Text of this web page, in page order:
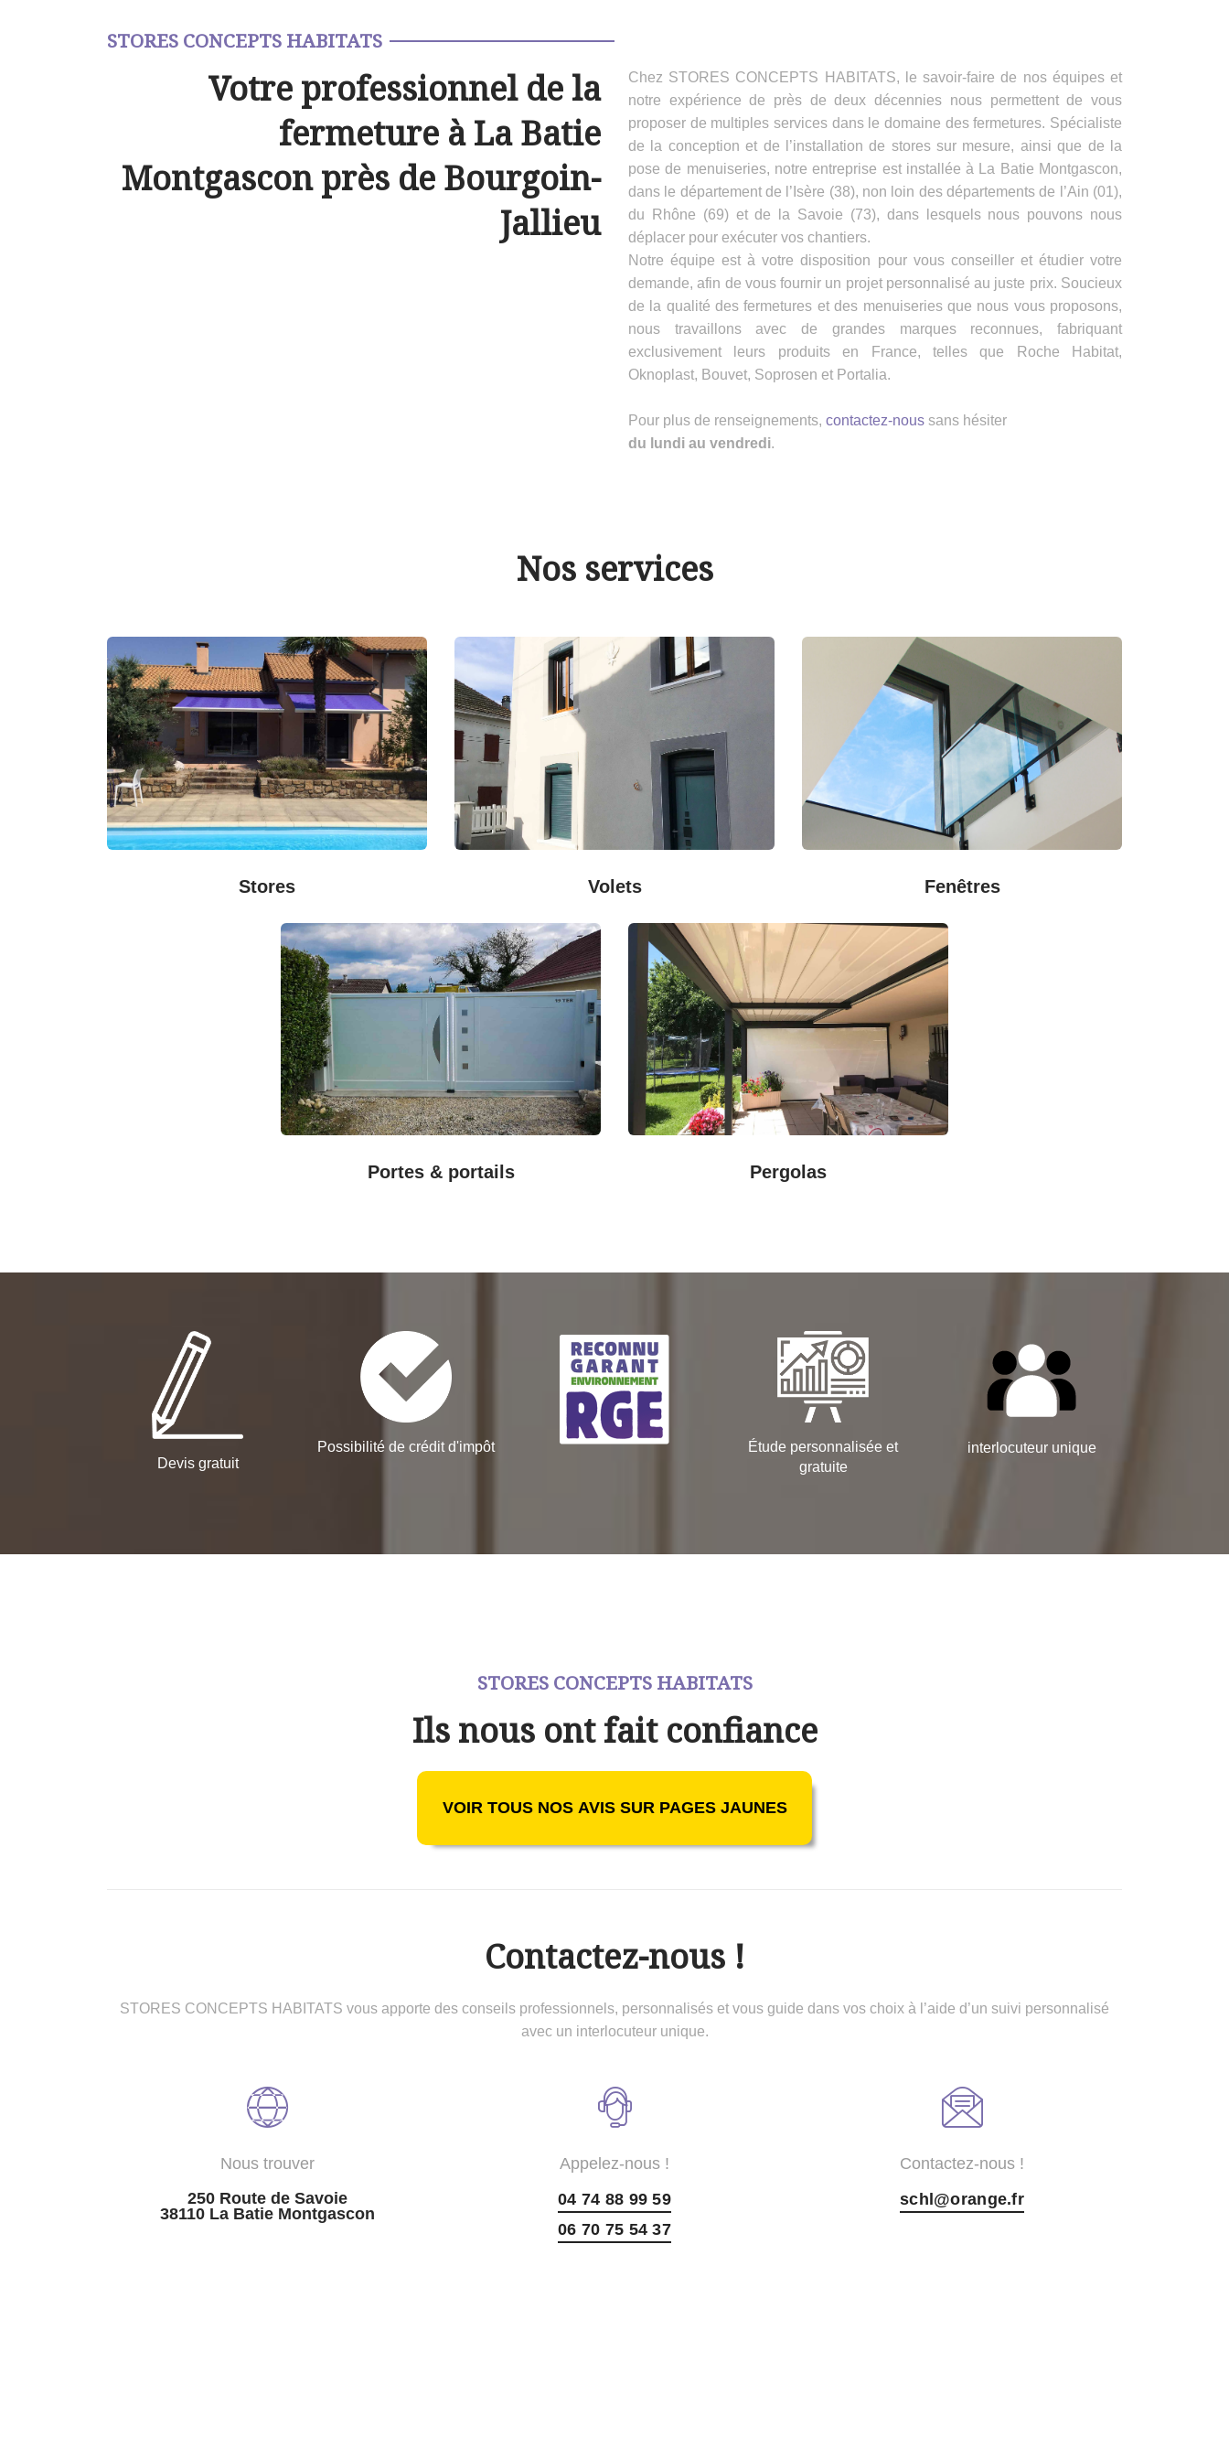
STORES CONCEPTS HABITATS
Votre professionnel de la
fermeture à La Batie
Montgascon près de Bourgoin-
Jallieu
Chez STORES CONCEPTS HABITATS, le savoir-faire de nos équipes et
notre expérience de près de deux décennies nous permettent de vous
proposer de multiples services dans le domaine des fermetures. Spécialiste
de la conception et de l’installation de stores sur mesure, ainsi que de la
pose de menuiseries, notre entreprise est installée à La Batie Montgascon,
dans le département de l’Isère (38), non loin des départements de l’Ain (01),
du Rhône (69) et de la Savoie (73), dans lesquels nous pouvons nous
déplacer pour exécuter vos chantiers.
Notre équipe est à votre disposition pour vous conseiller et étudier votre
demande, afin de vous fournir un projet personnalisé au juste prix. Soucieux
de la qualité des fermetures et des menuiseries que nous vous proposons,
nous travaillons avec de grandes marques reconnues, fabriquant
exclusivement leurs produits en France, telles que Roche Habitat,
Oknoplast, Bouvet, Soprosen et Portalia.
Pour plus de renseignements, contactez-nous sans hésiter
du lundi au vendredi.
Nos services
Stores Volets Fenêtres
Portes & portails Pergolas
Devis gratuit
Possibilité de crédit d'impôt
Étude personnalisée et
gratuite
interlocuteur unique
STORES CONCEPTS HABITATS
Ils nous ont fait confiance
VOIR TOUS NOS AVIS SUR PAGES JAUNES
Contactez-nous !
STORES CONCEPTS HABITATS vous apporte des conseils professionnels, personnalisés et vous guide dans vos choix à l’aide d’un suivi personnalisé
avec un interlocuteur unique.
Nous trouver
250 Route de Savoie
38110 La Batie Montgascon
Appelez-nous !
04 74 88 99 59
06 70 75 54 37
Contactez-nous !
schl@orange.fr